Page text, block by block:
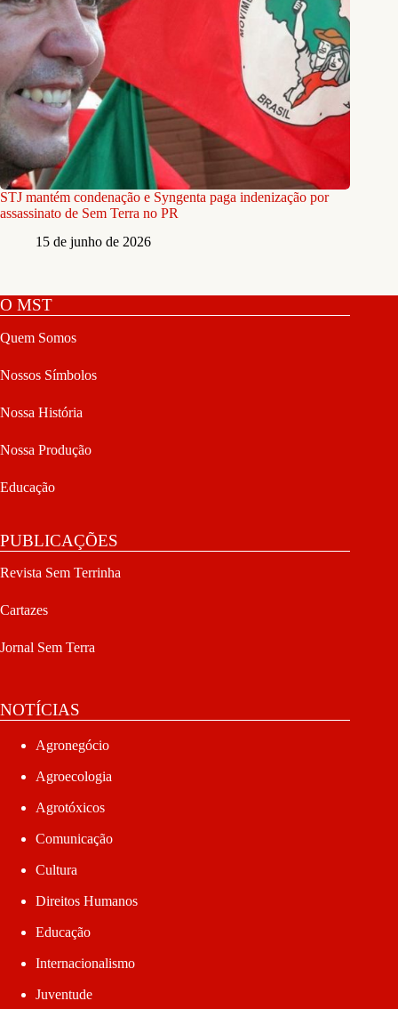
STJ mantém condenação e Syngenta paga indenização por
assassinato de Sem Terra no PR
15 de junho de 2026
O MST
Quem Somos
Nossos Símbolos
Nossa História
Nossa Produção
Educação
PUBLICAÇÕES
Revista Sem Terrinha
Cartazes
Jornal Sem Terra
NOTÍCIAS
Agronegócio
Agroecologia
Agrotóxicos
Comunicação
Cultura
Direitos Humanos
Educação
Internacionalismo
Juventude